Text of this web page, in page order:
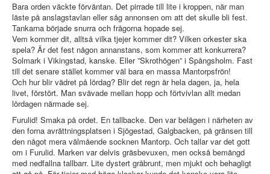
Bara orden väckte förväntan. Det pirrade till lite i kroppen, när man
läste på anslagstavlan eller såg annonsen om att det skulle bli fest.
Tankarna började snurra och frågorna hopade sej.
Vem kommer dit, alltså vilka tjejer kommer dit? Vilken orkester ska
spela? Är det fest någon annanstans, som kommer att konkurrera?
Solmark i Vikingstad, kanske. Eller ”Skrothögen” i Spångsholm. Fast
till det senare stället kommer väl bara en massa Mantorpsfrön!
Och hur blir vädret på lördag? Blir det regn är hela dagen, ja, hela
livet, förstört. Man svävade mellan hopp och förtvivlan allt medan
lördagen närmade sej.
Furulid! Smaka på ordet. En tallbacke. Den var belägen i närheten av
den forna avrättningsplatsen i Sjögestad, Galgbacken, på gränsen till
den något mera välmående socknen Mantorp. Och tallar var det gott
om i Furulid. Marken var delvis gräsbevuxen, men också bemängd
med nedfallna tallbarr. Lite dystert gråbrunt, men mjukt och behagligt